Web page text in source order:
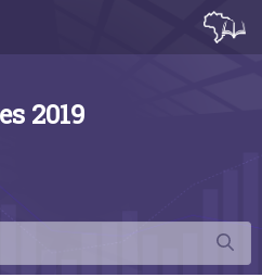
- 3.5
2019